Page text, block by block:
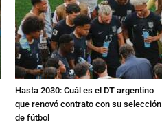
Hasta 2030: Cuál es el DT argentino
que renovó contrato con su selección
de fútbol